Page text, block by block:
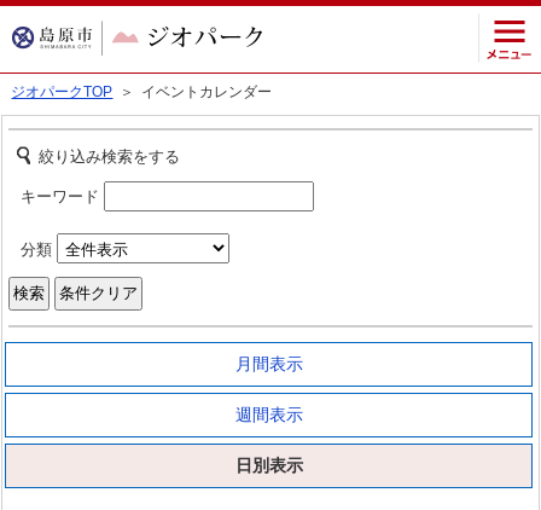
ジオパークTOP ＞ イベントカレンダー
絞り込み検索をする
キーワード
分類
月間表示
週間表示
日別表示